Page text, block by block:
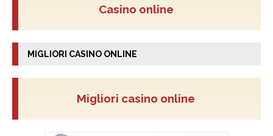
Casino online
MIGLIORI CASINO ONLINE
Migliori casino online